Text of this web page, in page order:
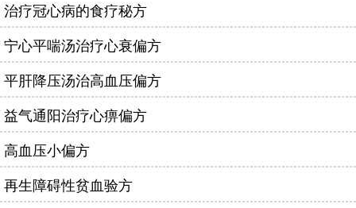
治疗冠心病的食疗秘方
宁心平喘汤治疗心衰偏方
平肝降压汤治高血压偏方
益气通阳治疗心痹偏方
高血压小偏方
再生障碍性贫血验方